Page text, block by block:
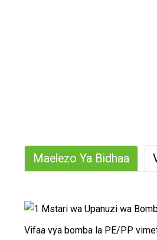
Maelezo Ya Bidhaa
Vifaa vya bomba la PE/PP